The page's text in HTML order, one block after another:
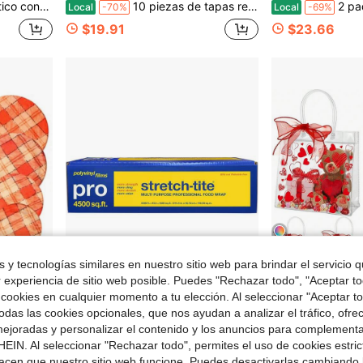
negocios, monedas, anillos, aretes, pulseras, cuentas, rojo Local -70% 10 piezas de tapas reutilizables para tazones en 5 tamaños, de tela elástica para almacenamiento de alimentos, tapas para pan, fermentación de alimentos, frutas y sobras, en estilo amarillo y blanco con abeja
$19.91
Local -69% 2 paquetes de bolsas de pan reutilizables de cera de
$23.66
de masa madre y el almacenamiento de alimentos (Hoja de arce amarilla)
Ahorro de $67.85
Local -52% Stretch-Tite PRO 18" X 3000 pies cuadrados () Variante 1
$62.62
5
Local -45% 24 piezas Bolsas de regalo para el Día de San
Solo quedan 10
y tecnologías similares en nuestro sitio web para brindar el servicio
de sitio web posible. Puedes "Rechazar todo", "Aceptar
en cualquier momento a tu elección. Al seleccionar "Aceptar
las cookies opcionales, que nos ayudan a analizar el tráfico,
y personalizar el contenido y los anuncios para
Al seleccionar "Rechazar todo", permites el uso de cookies